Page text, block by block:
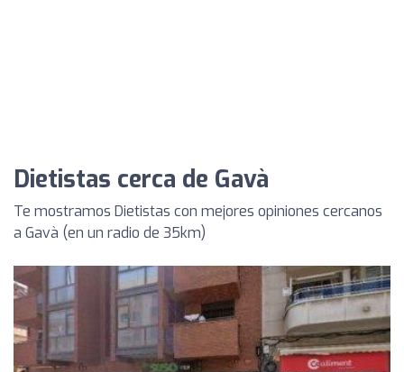
Dietistas cerca de Gavà
Te mostramos Dietistas con mejores opiniones cercanos
a Gavà (en un radio de 35km)